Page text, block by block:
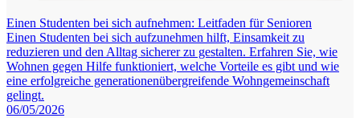
Einen Studenten bei sich aufnehmen: Leitfaden für Senioren
Einen Studenten bei sich aufzunehmen hilft, Einsamkeit zu
reduzieren und den Alltag sicherer zu gestalten. Erfahren Sie, wie
Wohnen gegen Hilfe funktioniert, welche Vorteile es gibt und wie
eine erfolgreiche generationenübergreifende Wohngemeinschaft
gelingt.
06/05/2026